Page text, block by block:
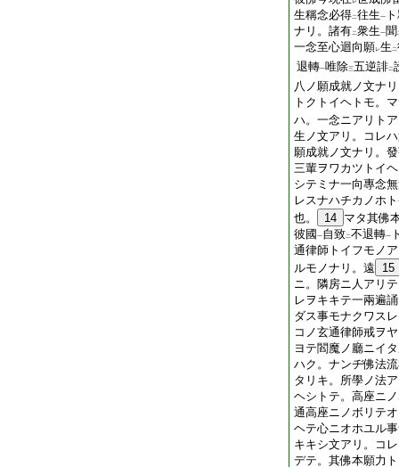
生稱念必得二往生一
ナリ。諸有二衆生一聞
一念至心迴向願レ生 二
退轉一唯除三五逆誹二
八ノ願成就ノ文ナ
トクトイヘトモ。
ハ。一念ニアリト
生ノ文アリ。コレ
願成就ノ文ナリ。
三輩ヲワカツトイ
シテミナ一向專念
レスナハチカノホ
也。
14 マタ其佛
彼國 一自致二不退轉一
通律師トイフモノ
ルモノナリ。遠
15
ニ。隣房ニ人アリ
レヲキキテ一兩遍
ダス事モナクワス
コノ玄通律師戒ヲ
ヨテ閻魔ノ廳ニイ
ハク。ナンヂ佛法
タリキ。所學ノ法
ヘシトテ。高座ニ
通高座ニノボリテ
ヘテ心ニオホユル
キキシ文アリ。コ
デテ。其佛本願力